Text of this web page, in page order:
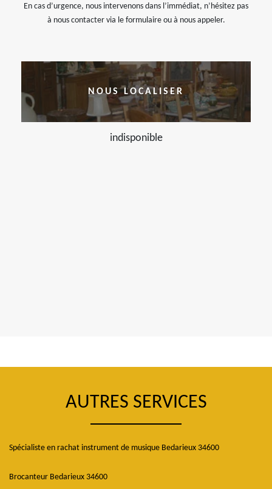
En cas d’urgence, nous intervenons dans l’immédiat, n’hésitez pas
à nous contacter via le formulaire ou à nous appeler.
NOUS LOCALISER
indisponible
AUTRES SERVICES
Spécialiste en rachat instrument de musique Bedarieux 34600
Brocanteur Bedarieux 34600